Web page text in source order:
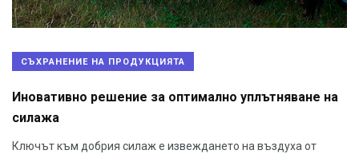
СЪХРАНЕНИЕ НА ПРОДУКЦИЯТА
Иновативно решение за оптимално уплътняване на
силажа
Ключът към добрия силаж е извеждането на въздуха от